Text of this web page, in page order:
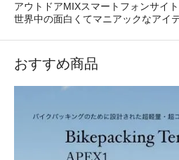
アウトドアMIXスマートフォンサイ
世界中の面白くてマニアックなアイ
おすすめ商品